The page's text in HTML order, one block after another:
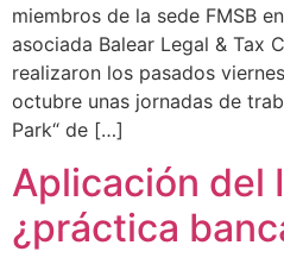
miembros de la sede FMSB
asociada Balear Legal & Tax
realizaron los pasados
octubre unas jornadas de
Park“ de […]
Aplicación del
¿práctica